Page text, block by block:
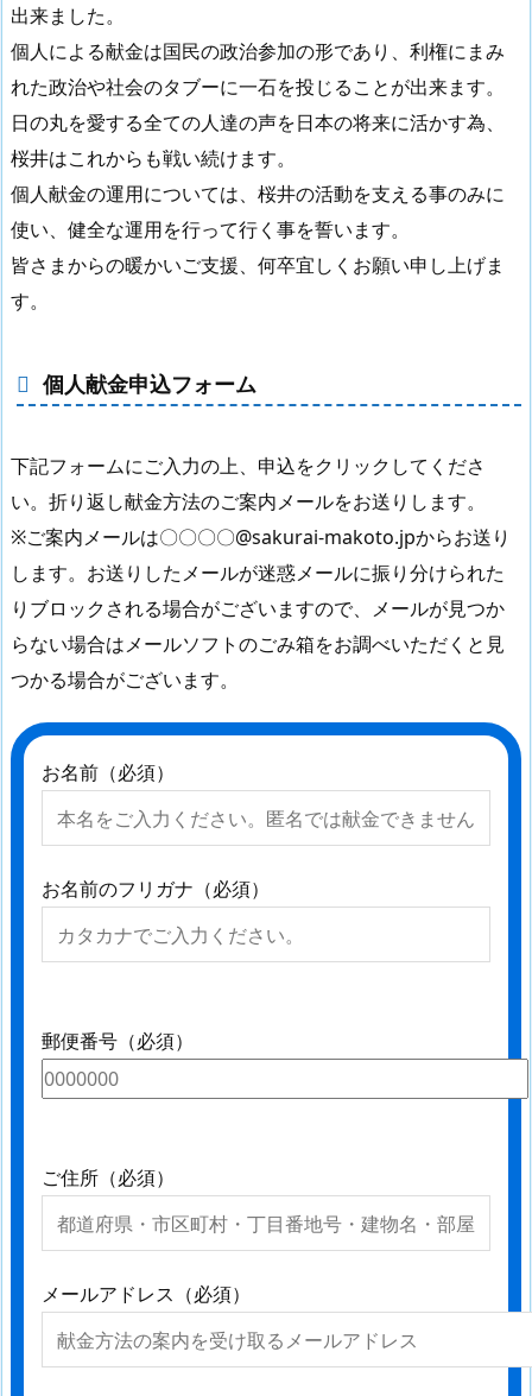
出来ました。
個人による献金は国民の政治参加の形であり、利権にまみ
れた政治や社会のタブーに一石を投じることが出来ます。
日の丸を愛する全ての人達の声を日本の将来に活かす為、
桜井はこれからも戦い続けます。
個人献金の運用については、桜井の活動を支える事のみに
使い、健全な運用を行って行く事を誓います。
皆さまからの暖かいご支援、何卒宜しくお願い申し上げま
す。
個人献金申込フォーム
下記フォームにご入力の上、申込をクリックしてくださ
い。折り返し献金方法のご案内メールをお送りします。
※ご案内メールは〇〇〇〇@sakurai-makoto.jpからお送り
します。お送りしたメールが迷惑メールに振り分けられた
りブロックされる場合がございますので、メールが見つか
らない場合はメールソフトのごみ箱をお調べいただくと見
つかる場合がございます。
お名前（必須）
お名前のフリガナ（必須）
郵便番号（必須）
ご住所（必須）
メールアドレス（必須）